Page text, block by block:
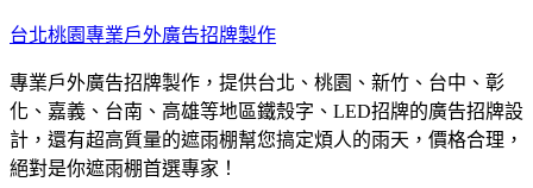
跳
主
要
內
容
台北桃園專業戶外廣告招牌製作
專業戶外廣告招牌製作，提供台北、桃園、新竹、台中、彰
化、嘉義、台南、高雄等地區鐵殼字、LED招牌的廣告招牌設
計，還有超高質量的遮雨棚幫您搞定煩人的雨天，價格合理，
絕對是你遮雨棚首選專家！